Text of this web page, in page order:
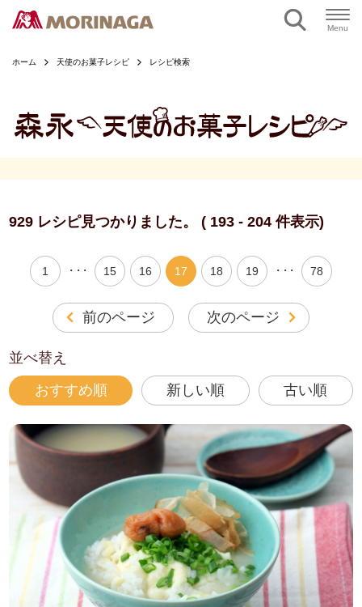
Menu
ホーム 天使のお菓子レシピ レシピ検索
929 レシピ見つかりました。 ( 193 - 204 件表示)
前のページ
1 ・・・ 15 16 17 18 19 ・・・ 78
次のページ
並べ替え
おすすめ順 新しい順 古い順